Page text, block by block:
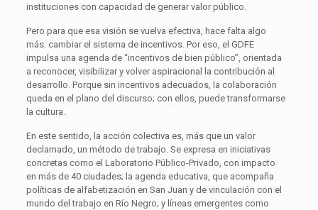
instituciones con capacidad de generar valor público.
Pero para que esa visión se vuelva efectiva, hace falta algo
más: cambiar el sistema de incentivos. Por eso, el GDFE
impulsa una agenda de “incentivos de bien público”, orientada
a reconocer, visibilizar y volver aspiracional la contribución al
desarrollo. Porque sin incentivos adecuados, la colaboración
queda en el plano del discurso; con ellos, puede transformarse
la cultura.
En este sentido, la acción colectiva es, más que un valor
declamado, un método de trabajo. Se expresa en iniciativas
concretas como el Laboratorio Público-Privado, con impacto
en más de 40 ciudades; la agenda educativa, que acompaña
políticas de alfabetización en San Juan y de vinculación con el
mundo del trabajo en Río Negro; y líneas emergentes como